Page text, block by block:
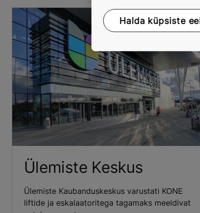
Ülemiste Keskus
Ülemiste Kaubanduskeskus varustati KONE
liftide ja eskalaatoritega tagamaks meeldivat
Halda küpsiste